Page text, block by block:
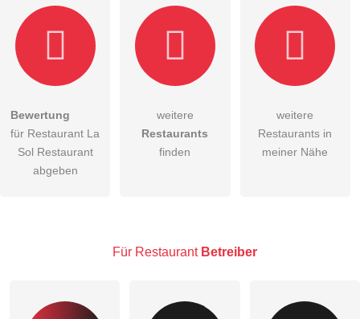
Hiermit akzeptiere ich dieAGB
Die Datenschutzerklärung habe ich zur Kenntnis genommen.
Besucher sichtbar.
Bewertung
für Restaurant La
Sol Restaurant
abgeben
weitere
Restaurants
finden
weitere
Restaurants in
meiner Nähe
Für Restaurant Betreiber